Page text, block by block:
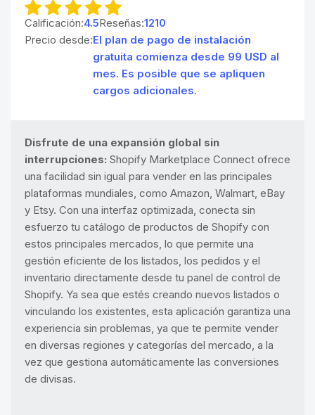
Calificación:4.5Reseñas:1210
Precio desde:El plan de pago de instalación
gratuita comienza desde 99 USD al
mes. Es posible que se apliquen
cargos adicionales.
Disfrute de una expansión global sin
interrupciones: Shopify Marketplace Connect ofrece
una facilidad sin igual para vender en las principales
plataformas mundiales, como Amazon, Walmart, eBay
y Etsy. Con una interfaz optimizada, conecta sin
esfuerzo tu catálogo de productos de Shopify con
estos principales mercados, lo que permite una
gestión eficiente de los listados, los pedidos y el
inventario directamente desde tu panel de control de
Shopify. Ya sea que estés creando nuevos listados o
vinculando los existentes, esta aplicación garantiza una
experiencia sin problemas, ya que te permite vender
en diversas regiones y categorías del mercado, a la
vez que gestiona automáticamente las conversiones
de divisas.